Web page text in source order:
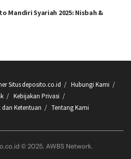
Mandiri Syariah 2025: Nisbah &
Situs deposito.co.id
Hubungi Kami
Kebijakan Privasi
dan Ketentuan Tentang Kami
© 2025. AWBS Network.